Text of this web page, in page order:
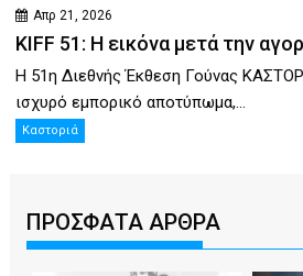
Απρ 21, 2026
KIFF 51: Η εικόνα μετά την
Η 51η Διεθνής Έκθεση Γούνας
ισχυρό εμπορικό αποτύπωμα,...
Καστοριά
ΠΡΟΣΦΑΤΑ ΑΡΘΡΑ